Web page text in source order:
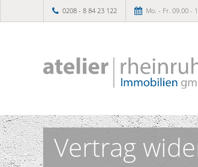
0208 - 8 84 23 122 Mo. - Fr. 09.00 -
Vertrag